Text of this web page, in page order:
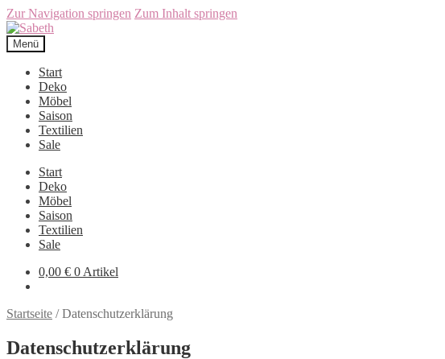
Zur Navigation springen Zum Inhalt springen
Menü
Start
Deko
Möbel
Saison
Textilien
Sale
Start
Deko
Möbel
Saison
Textilien
Sale
0,00 € 0 Artikel
Startseite /Datenschutzerklärung
Datenschutzerklärung